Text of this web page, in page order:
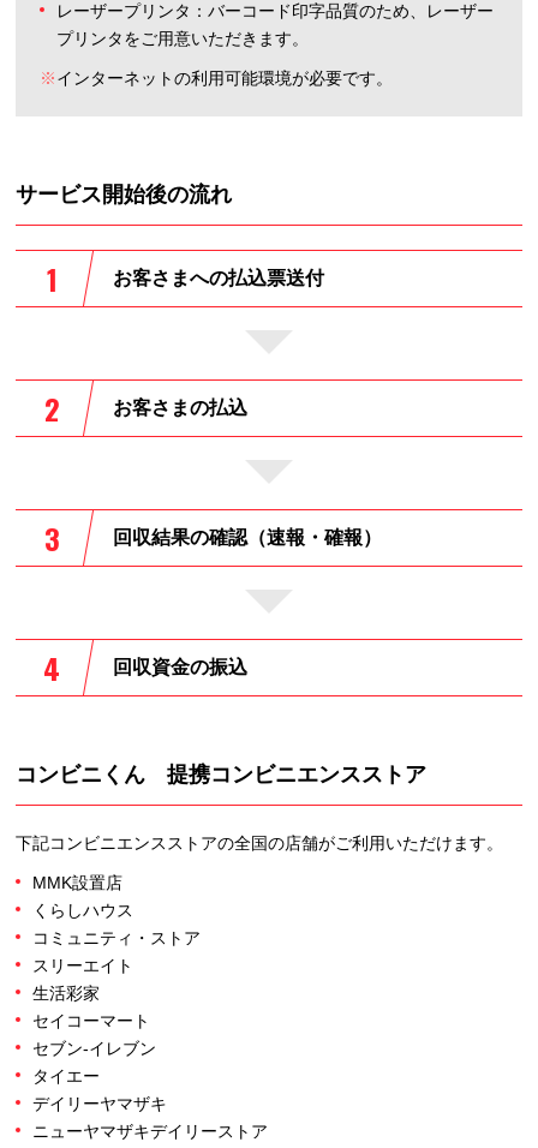
レーザープリンタ：バーコード印字品質のため、レーザー
プリンタをご用意いただきます。
※インターネットの利用可能環境が必要です。
サービス開始後の流れ
お客さまへの払込票送付
お客さまの払込
回収結果の確認（速報・確報）
回収資金の振込
コンビニくん 提携コンビニエンスストア
下記コンビニエンスストアの全国の店舗がご利用いただけます。
MMK設置店
くらしハウス
コミュニティ・ストア
スリーエイト
生活彩家
セイコーマート
セブン‐イレブン
タイエー
デイリーヤマザキ
ニューヤマザキデイリーストア